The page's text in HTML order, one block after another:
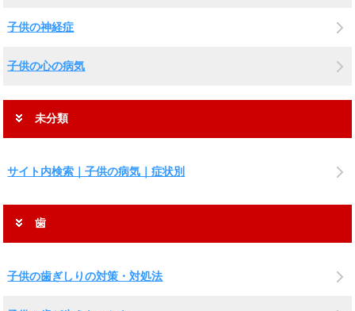
子供の神経症
子供の心の病気
未分類
サイト内検索｜子供の病気｜症状別
歯
子供の歯ぎしりの対策・対処法